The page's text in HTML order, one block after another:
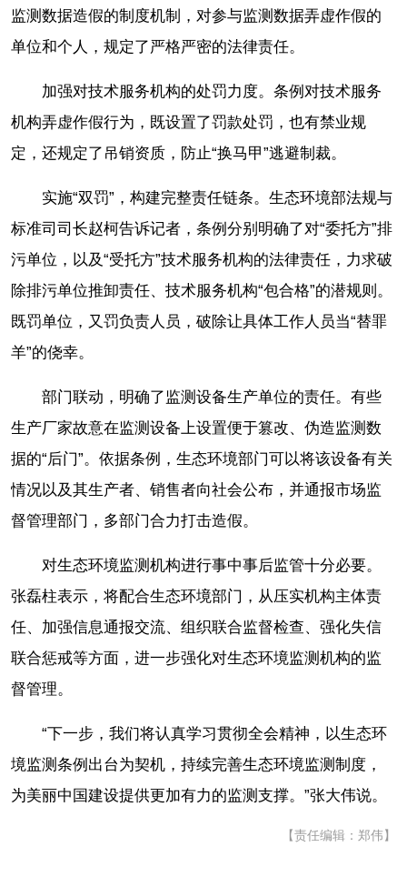
监测数据造假的制度机制，对参与监测数据弄虚作假的
单位和个人，规定了严格严密的法律责任。
加强对技术服务机构的处罚力度。条例对技术服务
机构弄虚作假行为，既设置了罚款处罚，也有禁业规
定，还规定了吊销资质，防止“换马甲”逃避制裁。
实施“双罚”，构建完整责任链条。生态环境部法规与
标准司司长赵柯告诉记者，条例分别明确了对“委托方”排
污单位，以及“受托方”技术服务机构的法律责任，力求破
除排污单位推卸责任、技术服务机构“包合格”的潜规则。
既罚单位，又罚负责人员，破除让具体工作人员当“替罪
羊”的侥幸。
部门联动，明确了监测设备生产单位的责任。有些
生产厂家故意在监测设备上设置便于篡改、伪造监测数
据的“后门”。依据条例，生态环境部门可以将该设备有关
情况以及其生产者、销售者向社会公布，并通报市场监
督管理部门，多部门合力打击造假。
对生态环境监测机构进行事中事后监管十分必要。
张磊柱表示，将配合生态环境部门，从压实机构主体责
任、加强信息通报交流、组织联合监督检查、强化失信
联合惩戒等方面，进一步强化对生态环境监测机构的监
督管理。
“下一步，我们将认真学习贯彻全会精神，以生态环
境监测条例出台为契机，持续完善生态环境监测制度，
为美丽中国建设提供更加有力的监测支撑。”张大伟说。
【责任编辑：郑伟】